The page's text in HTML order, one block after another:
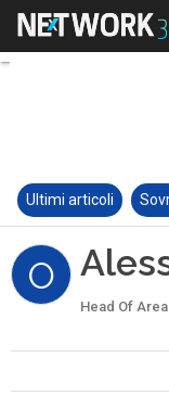
Ultimi articoli
O
Head Of